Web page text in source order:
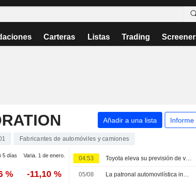
Carteras Listas Trading
Añadir a una lista Informe
Fabricantes de automóviles y camiones
5 días Varia. 1 de enero.
% -11,10 %
04:53 Toyota eleva su previsión de ventas consolidadas para el ejercicio 2027, pero mantiene el objetivo de ventas minoristas
05/08 La patronal automovilística india retira su advertencia sobre los daños del etanol para revisar las cifras